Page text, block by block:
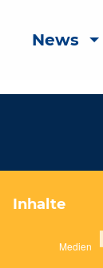
News
Inhalte